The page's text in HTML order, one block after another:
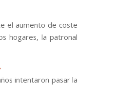
el aumento de coste
hogares, la patronal
intentaron pasar la